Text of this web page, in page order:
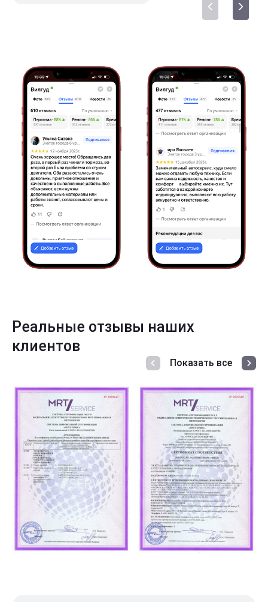
Реальные отзывы наших
клиентов
Показать все